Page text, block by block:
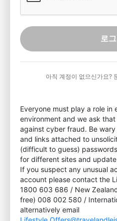
로그
아직 계정이 없으신가요?
Everyone must play a role in
environment and we ask
against cyber fraud. Be
and links attached to
(difficult to guess)
for different sites and
If you suspect any unusual
account please contact the
1800 603 686 / New
free) 008 002 580 /
alternatively email